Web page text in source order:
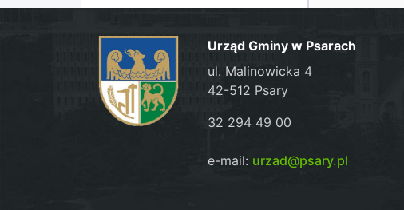
Urząd Gminy w Psarach
ul. Malinowicka 4
42-512 Psary
32 294 49 00
e-mail: urzad@psary.pl